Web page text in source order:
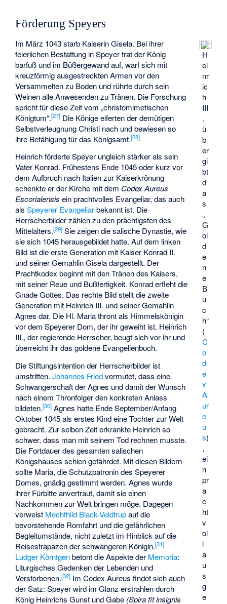
Förderung Speyers
H
ei
nr
ic
h
III
.
ü
b
er
gi
bt
d
a
s
„
G
ol
d
e
n
e
B
u
c
h“
(
C
o
d
e
x
A
ur
e
u
s)
,
ei
n
pr
a
c
ht
v
ol
l
a
u
s
g
e
Im März 1043 starb Kaiserin Gisela. Bei ihrer
feierlichen Bestattung in Speyer trat der König
barfuß und im Büßergewand auf, warf sich mit
kreuzförmig ausgestreckten Armen vor den
Versammelten zu Boden und rührte durch sein
Weinen alle Anwesenden zu Tränen. Die Forschung
spricht für diese Zeit vom „christomimetischen
Königtum“.[27] Die Könige eiferten der demütigen
Selbstverleugnung Christi nach und bewiesen so
ihre Befähigung für das Königsamt.[28]
Heinrich förderte Speyer ungleich stärker als sein
Vater Konrad. Frühestens Ende 1045 oder kurz vor
dem Aufbruch nach Italien zur Kaiserkrönung
schenkte er der Kirche mit dem Codex Aureus
Escorialensis ein prachtvolles Evangeliar, das auch
alsSpeyerer Evangeliarbekannt ist. Die
Herrscherbilder zählen zu den prächtigsten des
Mittelalters.[29] Sie zeigen die salische Dynastie, wie
sie sich 1045 herausgebildet hatte. Auf dem linken
Bild ist die erste Generation mit Kaiser Konrad II.
und seiner Gemahlin Gisela dargestellt. Der
Prachtkodex beginnt mit den Tränen des Kaisers,
mit seiner Reue und Bußfertigkeit. Konrad erfleht die
Gnade Gottes. Das rechte Bild stellt die zweite
Generation mit Heinrich III. und seiner Gemahlin
Agnes dar. Die Hl. Maria thront als Himmelskönigin
vor dem Speyerer Dom, der ihr geweiht ist. Heinrich
III., der regierende Herrscher, beugt sich vor ihr und
überreicht ihr das goldene Evangelienbuch.
Die Stiftungsintention der Herrscherbilder ist
umstritten.Johannes Friedvermutet, dass eine
Schwangerschaft der Agnes und damit der Wunsch
nach einem Thronfolger den konkreten Anlass
bildeten.[30] Agnes hatte Ende September/Anfang
Oktober 1045 als erstes Kind eine Tochter zur Welt
gebracht. Zur selben Zeit erkrankte Heinrich so
schwer, dass man mit seinem Tod rechnen musste.
Die Fortdauer des gesamten salischen
Königshauses schien gefährdet. Mit diesen Bildern
sollte Maria, die Schutzpatronin des Speyerer
Domes, gnädig gestimmt werden. Agnes wurde
ihrer Fürbitte anvertraut, damit sie einen
Nachkommen zur Welt bringen möge. Dagegen
verweist Mechthild Black-Veldtrupauf die
bevorstehende Romfahrt und die gefährlichen
Begleitumstände, nicht zuletzt im Hinblick auf die
Reisestrapazen der schwangeren Königin.[31]
Ludger Körntgenbetont die Aspekte der Memoria:
Liturgisches Gedenken der Lebenden und
Verstorbenen.[32] Im Codex Aureus findet sich auch
der Satz: Speyer wird im Glanz erstrahlen durch
König Heinrichs Gunst und Gabe (Spira fit insignis